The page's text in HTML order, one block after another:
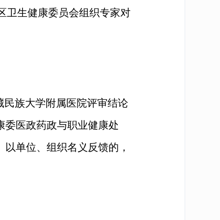
卫生健康委员会组织专家对
民族大学附属医院评审结论
医政药政与职业健康处
单位、组织名义反馈的，